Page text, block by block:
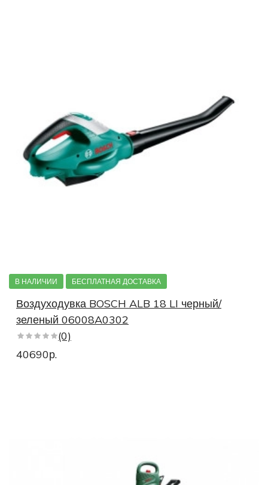
В НАЛИЧИИ БЕСПЛАТНАЯ ДОСТАВКА
Воздуходувка BOSCH ALB 18 LI черный/
зеленый 06008A0302
(0)
40690р.